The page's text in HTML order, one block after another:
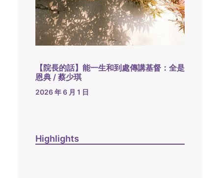
【院長的話】能一生和到處傳講基督：全是
恩典 / 蔡少琪
2026 年 6 月 1 日
Highlights